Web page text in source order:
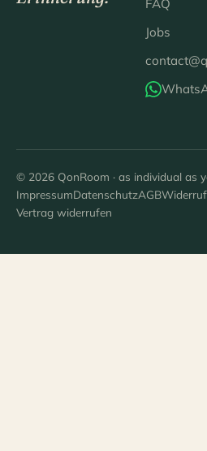
FAQ
Jobs
© 2026 QonRoom · as individual as
ImpressumDatenschutzAGB
Vertrag widerrufen